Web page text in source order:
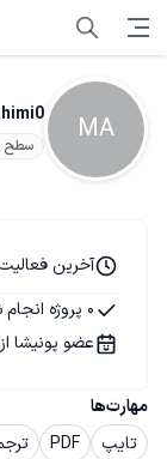
MA سطح ۰
مهارت‌ها
تایپ
PDF
آخرین فعالیت 15 مهر
0 پروژه انجام شده
عضو پونیشا از 07 تیر 1404